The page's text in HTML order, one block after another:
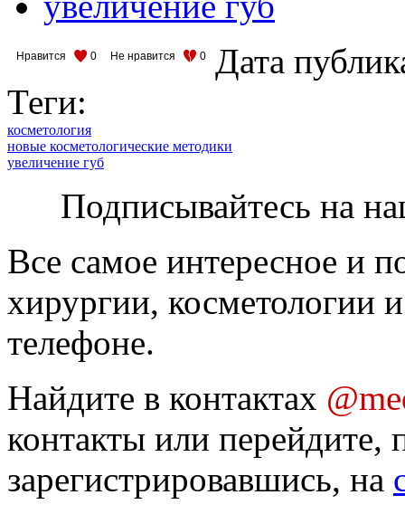
Нравится 0 Не нравится 0
Дата
Теги:
косметология
новые косметологические методики
увеличение губ
Подписывайтесь на
Все самое интересное и
хирургии, косметологии
телефоне.
Найдите в контактах
контакты или перейдите,
зарегистрировавшись, на